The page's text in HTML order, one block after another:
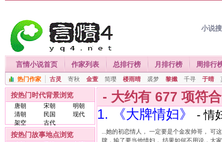
小说
言情小说首页 作家列表 总排行榜 月排行榜 周排行
热门作家 古灵 寄秋 金萱 简璎 楼雨晴 裘梦 黎孅 千寻 于晴
按热门时代背景浏览
唐朝 宋朝
明朝
清朝
民国
现代
架空
古代
按热门故事地点浏览
- 大约有 677 项符
1. 《大牌情妇》
- 情
...她的初恋情人， 一定要是个金发帅哥， 可
牌，输了要当他情妇， 结果如何不用说，大